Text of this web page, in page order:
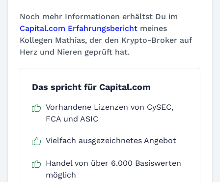
Noch mehr Informationen erhältst Du im
Capital.com Erfahrungsbericht meines
Kollegen Mathias, der den Krypto-Broker auf
Herz und Nieren geprüft hat.
Das spricht für Capital.com
Vorhandene Lizenzen von CySEC,
FCA und ASIC
Vielfach ausgezeichnetes Angebot
Handel von über 6.000 Basiswerten
möglich